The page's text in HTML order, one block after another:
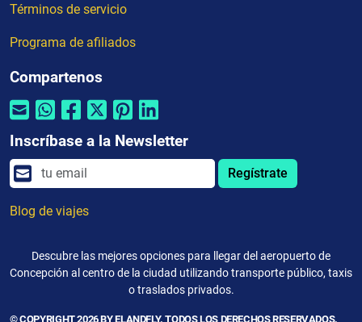
Términos de servicio
Programa de afiliados
Compartenos
Inscríbase a la Newsletter
Regístrate
Blog de viajes
Descubre las mejores opciones para llegar del aeropuerto de
Concepción al centro de la ciudad utilizando transporte público, taxis
o traslados privados.
© COPYRIGHT 2026 BY ELANDFLY. TODOS LOS DERECHOS RESERVADOS.